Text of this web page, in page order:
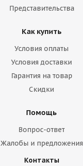
Представительства
Как купить
Условия оплаты
Условия доставки
Гарантия на товар
Скидки
Помощь
Вопрос-ответ
Жалобы и предложения
Контакты